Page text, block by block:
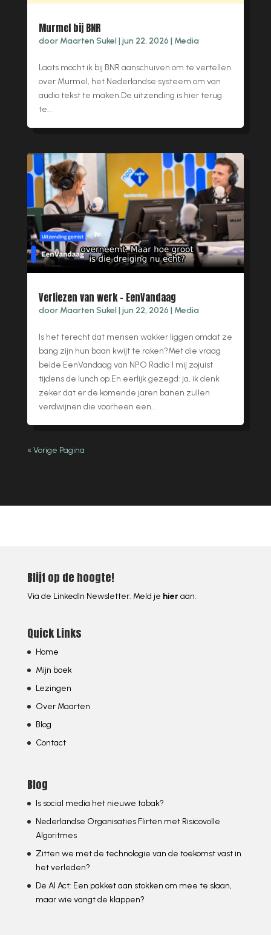
Murmel bij BNR
door Maarten Sukel|jun 22, 2026 | Media
Laats mocht ik bij BNR aanschuiven om te vertellen
over Murmel, het Nederlandse systeem om van
audio tekst te maken.De uitzending is hier terug
te...
Verliezen van werk – EenVandaag
door Maarten Sukel|jun 22, 2026 | Media
Is het terecht dat mensen wakker liggen omdat ze
bang zijn hun baan kwijt te raken?Met die vraag
belde EenVandaag van NPO Radio 1 mij zojuist
tijdens de lunch op.En eerlijk gezegd: ja, ik denk
zeker dat er de komende jaren banen zullen
verdwijnen die voorheen een...
« Vorige Pagina
Blijf op de hoogte!
Via de LinkedIn Newsletter. Meld je hieraan.
Quick Links
Home
Mijn boek
Lezingen
Over Maarten
Blog
Contact
Blog
Is social media het nieuwe tabak?
Nederlandse Organisaties Flirten met Risicovolle
Algoritmes
Zitten we met de technologie van de toekomst vast in
het verleden?
De AI Act: Een pakket aan stokken om mee te slaan,
maar wie vangt de klappen?